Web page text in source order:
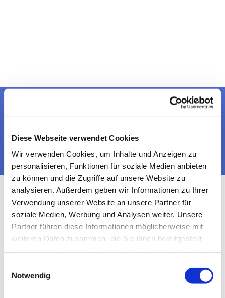
Diese Webseite verwendet Cookies
Wir verwenden Cookies, um Inhalte und Anzeigen zu
personalisieren, Funktionen für soziale Medien anbieten
zu können und die Zugriffe auf unsere Website zu
analysieren. Außerdem geben wir Informationen zu Ihrer
Verwendung unserer Website an unsere Partner für
soziale Medien, Werbung und Analysen weiter. Unsere
Partner führen diese Informationen möglicherweise mit
weiteren Daten zusammen, die Sie ihnen bereitgestellt
Notwendig
interessieren